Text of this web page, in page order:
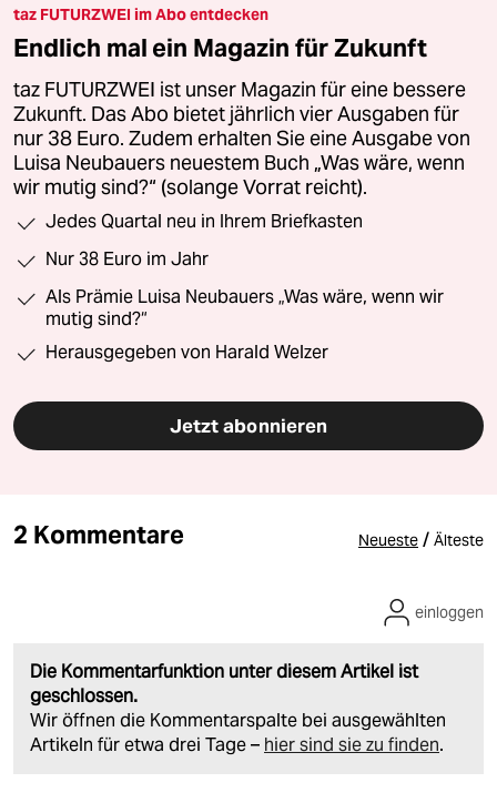
taz FUTURZWEI im Abo entdecken
Endlich mal ein Magazin für Zukunft
taz FUTURZWEI ist unser Magazin für eine bessere
Zukunft. Das Abo bietet jährlich vier Ausgaben für
nur 38 Euro. Zudem erhalten Sie eine Ausgabe von
Luisa Neubauers neuestem Buch „Was wäre, wenn
wir mutig sind?“ (solange Vorrat reicht).
Jedes Quartal neu in Ihrem Briefkasten
Nur 38 Euro im Jahr
Als Prämie Luisa Neubauers „Was wäre, wenn wir
mutig sind?“
Herausgegeben von Harald Welzer
Jetzt abonnieren
2 Kommentare Neueste / Älteste
Die Kommentarfunktion unter diesem Artikel ist
geschlossen.
Wir öffnen die Kommentarspalte bei ausgewählten
Artikeln für etwa drei Tage – hier sind sie zu finden.
einloggen